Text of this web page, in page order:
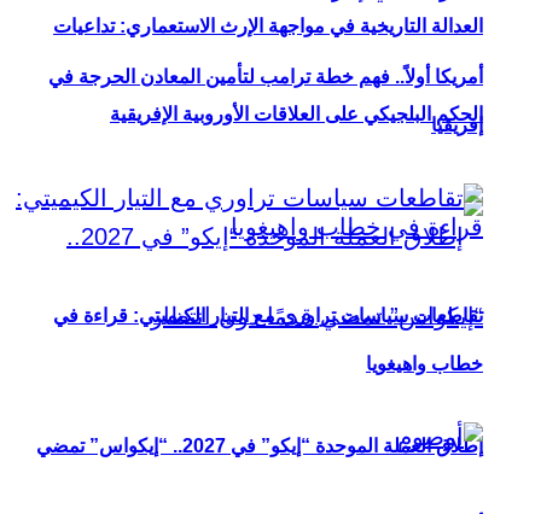
العدالة التاريخية في مواجهة الإرث الاستعماري: تداعيات
الحكم البلجيكي على العلاقات الأوروبية الإفريقية
إطلاق العملة الموحدة “إيكو” في 2027.. “إيكواس” تمضي
أمريكا أولاً.. فهم خطة ترامب لتأمين المعادن الحرجة في
إفريقيا
تقاطعات سياسات تراوري مع التيار الكيميتي: قراءة في
خطاب واهيغويا